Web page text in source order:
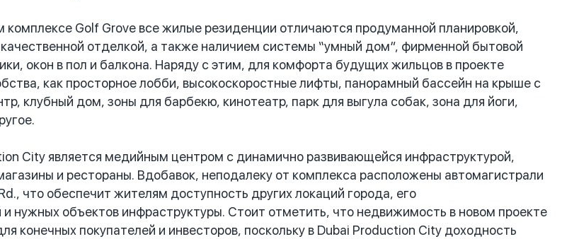
Golf Grove все жилые резиденции отличаются продуманной планировкой,
отделкой, а также наличием системы “умный дом”, фирменной бытовой
окон в пол и балкона. Наряду с этим, для комфорта будущих жильцов в проекте
как просторное лобби, высокоскоростные лифты, панорамный бассейн на крыше с
клубный дом, зоны для барбекю, кинотеатр, парк для выгула собак, зона для йоги,
City является медийным центром с динамично развивающейся инфраструктурой,
и рестораны. Вдобавок, неподалеку от комплекса расположены автомагистрали
что обеспечит жителям доступность других локаций города, его
нужных объектов инфраструктуры. Стоит отметить, что недвижимость в новом проекте
конечных покупателей и инвесторов, поскольку в Dubai Production City доходность